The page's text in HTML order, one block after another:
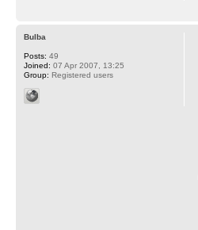
Bulba
Posts: 49
Joined: 07 Apr 2007, 13:25
Group: Registered users